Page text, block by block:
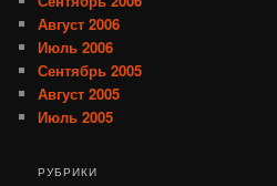
Август 2006
Июль 2006
Сентябрь 2005
Август 2005
Июль 2005
РУБРИКИ